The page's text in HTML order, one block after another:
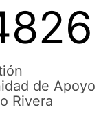
de Apoyo
Rivera